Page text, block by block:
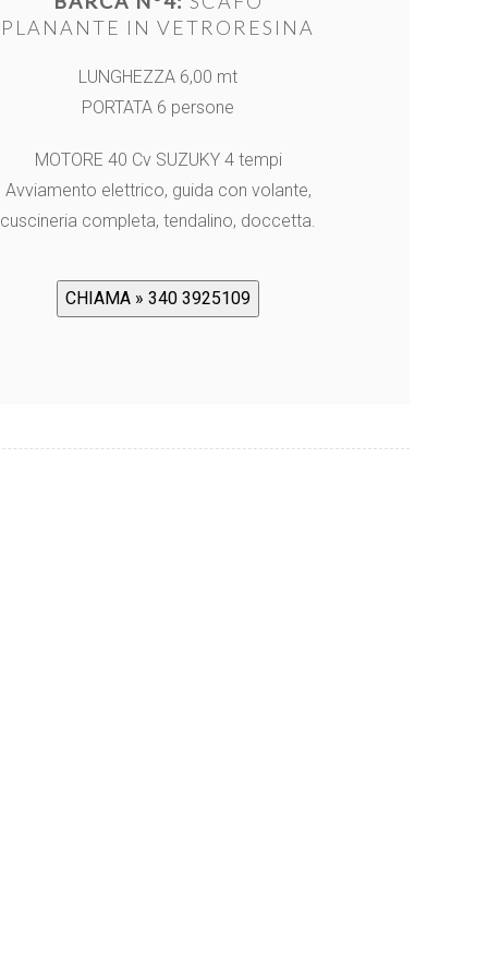
PLANANTE IN VETRORESINA
LUNGHEZZA 6,00 mt
PORTATA 6 persone
MOTORE 40 Cv SUZUKY 4 tempi
Avviamento elettrico, guida con volante,
cuscineria completa, tendalino, doccetta.
CHIAMA » 340 3925109